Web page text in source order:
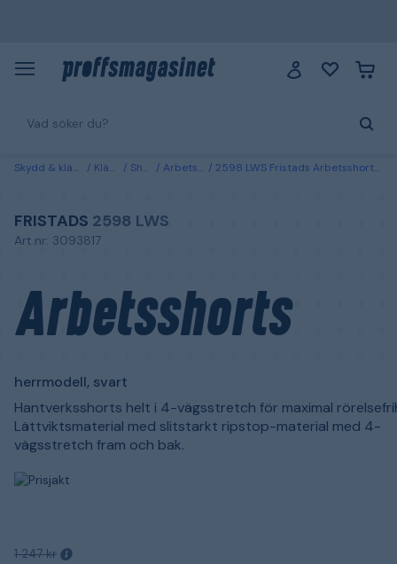
Skydd & kläder Kläder Shorts Arbetsshorts 2598 LWS Fristads Arbetsshorts herrmodell, svart Svart
FRISTADS 2598 LWS
Art.nr: 3093817
Arbetsshorts
herrmodell, svart
Hantverksshorts helt i 4-vägsstretch för maximal
Lättviktsmaterial med slitstarkt ripstop-material med 4-
vägsstretch fram och bak.
1 247 kr